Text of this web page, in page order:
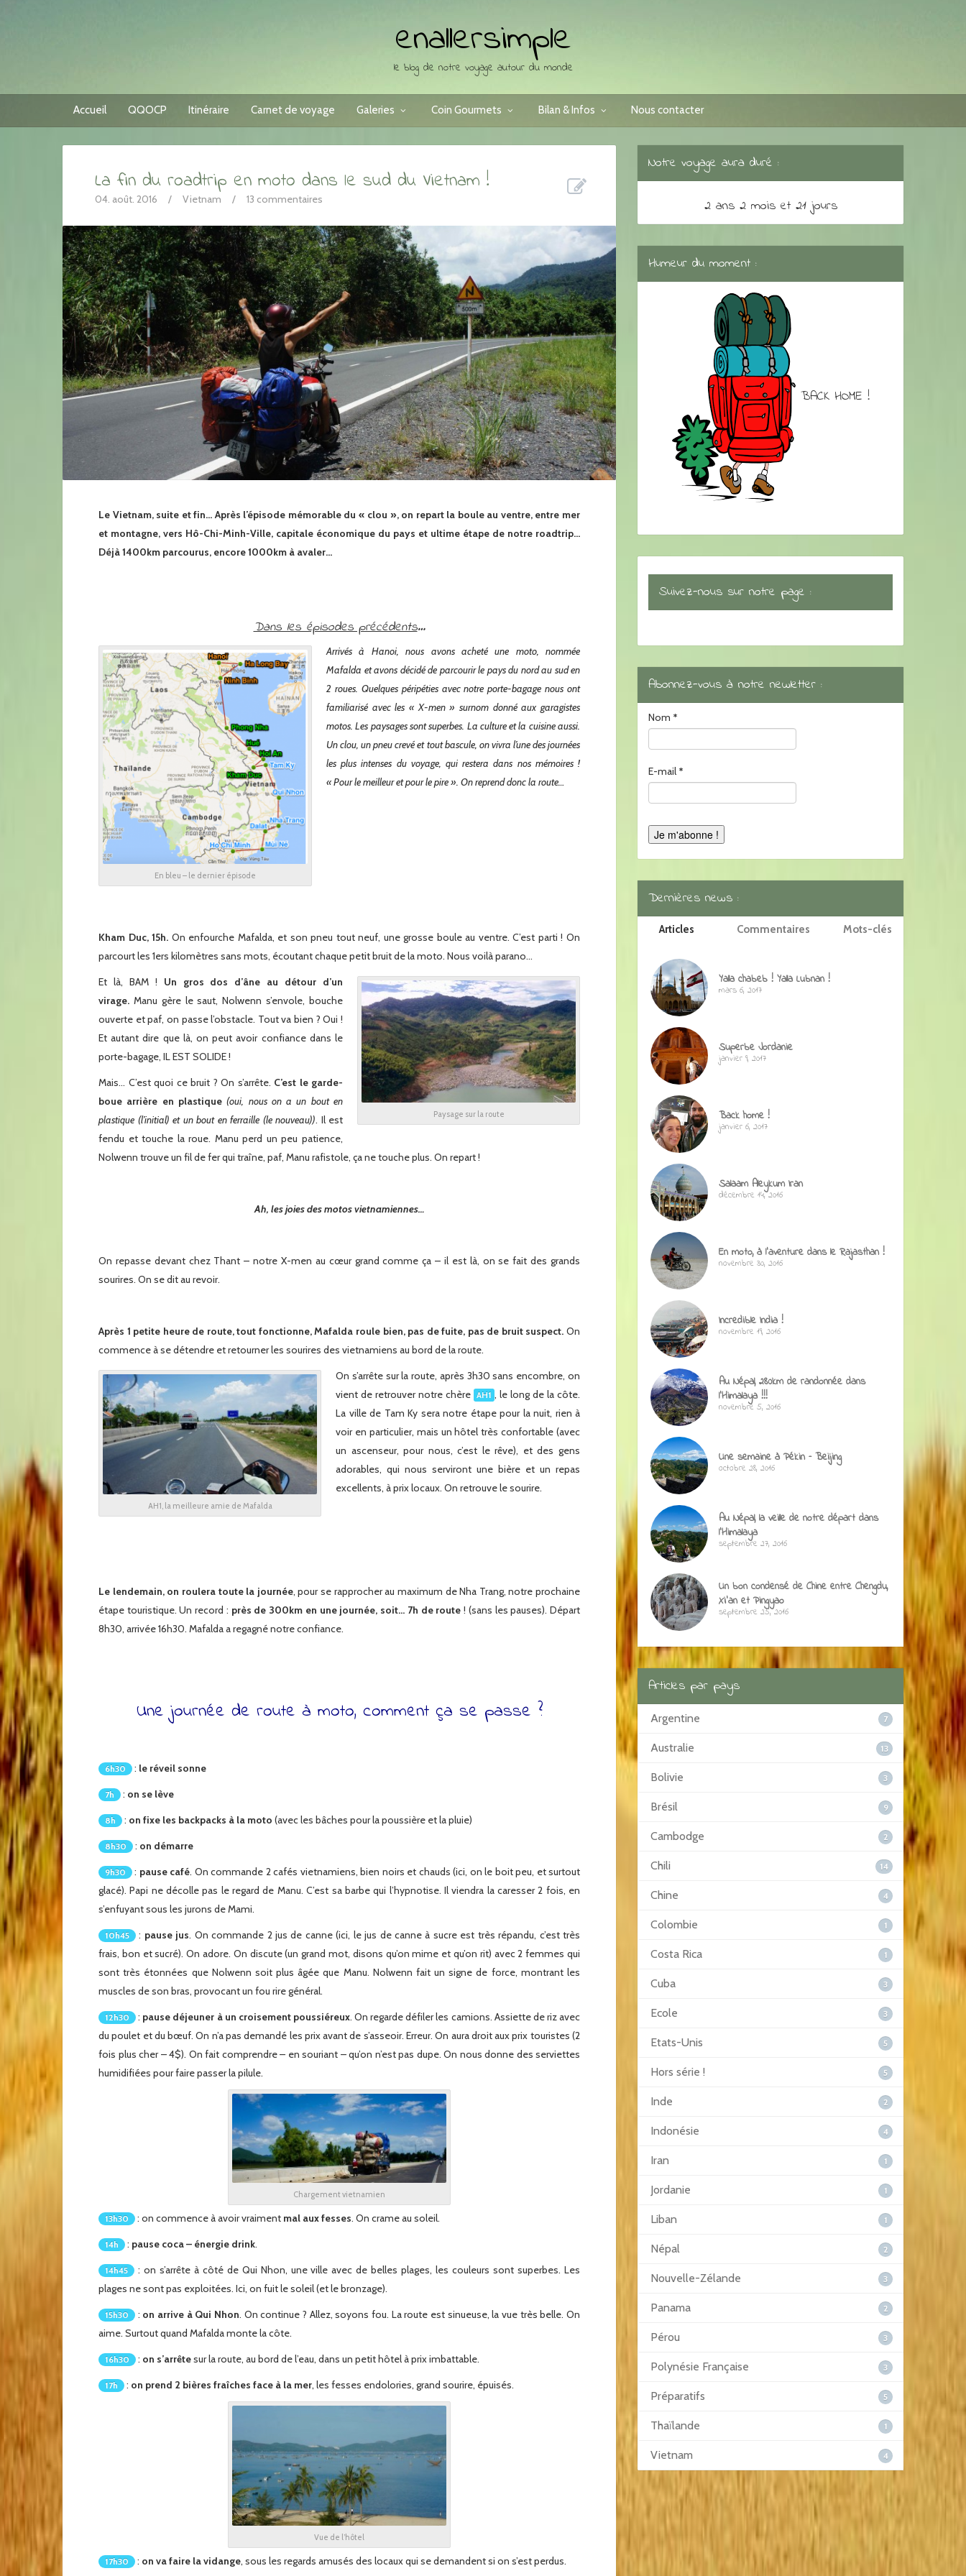
enallersimple
le blog de notre voyage autour du monde
Accueil QQOCP Itinéraire Carnet de voyage Galeries Coin Gourmets Bilan & Infos Nous contacter
La fin du roadtrip en moto dans le sud du Vietnam !
04. août. 2016 / Vietnam / 13 commentaires
Le Vietnam, suite et fin… Après l’épisode mémorable du « clou », on repart la boule au ventre, entre mer
et montagne, vers Hô-Chi-Minh-Ville, capitale économique du pays et ultime étape de notre roadtrip…
Déjà 1400km parcourus, encore 1000km à avaler…
Dans les épisodes précédents…
En bleu – le dernier épisode
Arrivés à Hanoi, nous avons acheté une moto, nommée
Mafalda et avons décidé de parcourir le pays du nord au sud en
2 roues. Quelques péripéties avec notre porte-bagage nous ont
familiarisé avec les « X-men » surnom donné aux garagistes
motos. Les paysages sont superbes. La culture et la cuisine aussi.
Un clou, un pneu crevé et tout bascule, on vivra l’une des journées
les plus intenses du voyage, qui restera dans nos mémoires !
« Pour le meilleur et pour le pire ». On reprend donc la route…
Kham Duc, 15h. On enfourche Mafalda, et son pneu tout neuf, une grosse boule au ventre. C’est parti ! On
parcourt les 1ers kilomètres sans mots, écoutant chaque petit bruit de la moto. Nous voilà parano…
Paysage sur la route
Et là, BAM ! Un gros dos d’âne au détour d’un
virage. Manu gère le saut, Nolwenn s’envole, bouche
ouverte et paf, on passe l’obstacle. Tout va bien ? Oui !
Et autant dire que là, on peut avoir confiance dans le
porte-bagage, IL EST SOLIDE !
Mais… C’est quoi ce bruit ? On s’arrête. C’est le garde-
boue arrière en plastique (oui, nous on a un bout en
plastique (l’initial) et un bout en ferraille (le nouveau)). Il est
fendu et touche la roue. Manu perd un peu patience,
Nolwenn trouve un fil de fer qui traîne, paf, Manu rafistole, ça ne touche plus. On repart !
Ah, les joies des motos vietnamiennes…
On repasse devant chez Thant – notre X-men au cœur grand comme ça – il est là, on se fait des grands
sourires. On se dit au revoir.
Après 1 petite heure de route, tout fonctionne, Mafalda roule bien, pas de fuite, pas de bruit suspect. On
commence à se détendre et retourner les sourires des vietnamiens au bord de la route.
AH1, la meilleure amie de Mafalda
On s’arrête sur la route, après 3h30 sans encombre, on
vient de retrouver notre chère AH1 , le long de la côte.
La ville de Tam Ky sera notre étape pour la nuit, rien à
voir en particulier, mais un hôtel très confortable (avec
un ascenseur, pour nous, c’est le rêve), et des gens
adorables, qui nous serviront une bière et un repas
excellents, à prix locaux. On retrouve le sourire.
Le lendemain, on roulera toute la journée, pour se rapprocher au maximum de Nha Trang, notre prochaine
étape touristique. Un record : près de 300km en une journée, soit… 7h de route! (sans les pauses). Départ
8h30, arrivée 16h30. Mafalda a regagné notre confiance.
Une journée de route à moto, comment ça se passe ?
6h30 : le réveil sonne
7h : on se lève
8h : on fixe les backpacks à la moto (avec les bâches pour la poussière et la pluie)
8h30 : on démarre
9h30 : pause café. On commande 2 cafés vietnamiens, bien noirs et chauds (ici, on le boit peu, et surtout
glacé). Papi ne décolle pas le regard de Manu. C’est sa barbe qui l’hypnotise. Il viendra la caresser 2 fois, en
s’enfuyant sous les jurons de Mami.
10h45 : pause jus. On commande 2 jus de canne (ici, le jus de canne à sucre est très répandu, c’est très
frais, bon et sucré). On adore. On discute (un grand mot, disons qu’on mime et qu’on rit) avec 2 femmes qui
sont très étonnées que Nolwenn soit plus âgée que Manu. Nolwenn fait un signe de force, montrant les
muscles de son bras, provocant un fou rire général.
12h30 : pause déjeuner à un croisement poussiéreux. On regarde défiler les camions. Assiette de riz avec
du poulet et du bœuf. On n’a pas demandé les prix avant de s’asseoir. Erreur. On aura droit aux prix touristes (2
fois plus cher – 4$). On fait comprendre – en souriant – qu’on n’est pas dupe. On nous donne des serviettes
humidifiées pour faire passer la pilule.
Chargement vietnamien
13h30 : on commence à avoir vraiment mal aux fesses. On crame au soleil.
14h : pause coca – énergie drink.
14h45
: on s’arrête à côté de Qui Nhon, une ville avec de belles plages, les couleurs sont superbes. Les
plages ne sont pas exploitées. Ici, on fuit le soleil (et le bronzage).
15h30 : on arrive à Qui Nhon. On continue ? Allez, soyons fou. La route est sinueuse, la vue très belle. On
aime. Surtout quand Mafalda monte la côte.
16h30 : on s’arrêtesur la route, au bord de l’eau, dans un petit hôtel à prix imbattable.
17h : on prend 2 bières fraîches face à la mer, les fesses endolories, grand sourire, épuisés.
Vue de l’hôtel
17h30 : on va faire la vidange, sous les regards amusés des locaux qui se demandent si on s’est perdus.
Notre voyage aura duré :
2 ans 2 mois et 21 jours
Humeur du moment :
BACK HOME !
Suivez-nous sur notre page :
Abonnez-vous à notre newletter :
Nom *
E-mail *
Dernières news :
Articles Commentaires Mots-clés
Yalla chabeb ! Yalla Lubnan !
mars 6, 2017
Superbe Jordanie
janvier 9, 2017
Back home !
janvier 6, 2017
Salaam Aleykum Iran
décembre 14, 2016
En moto, à l’aventure dans le Rajasthan !
novembre 30, 2016
Incredible India !
novembre 19, 2016
Au Népal, 280km de randonnée dans
l’Himalaya !!!
novembre 5, 2016
Une semaine à Pékin – Beijing
octobre 28, 2016
Au Népal, la veille de notre départ dans
l’Himalaya
septembre 27, 2016
Un bon condensé de Chine entre Chengdu,
Xi’an et Pingyao
septembre 25, 2016
Articles par pays
Argentine 7
Australie 13
Bolivie 3
Brésil 9
Cambodge 2
Chili 14
Chine 4
Colombie 1
Costa Rica 1
Cuba 3
Ecole 3
Etats-Unis 5
Hors série ! 5
Inde 2
Indonésie 4
Iran 1
Jordanie 1
Liban 1
Népal 2
Nouvelle-Zélande 3
Panama 2
Pérou 3
Polynésie Française 3
Préparatifs 5
Thaïlande 1
Vietnam 4